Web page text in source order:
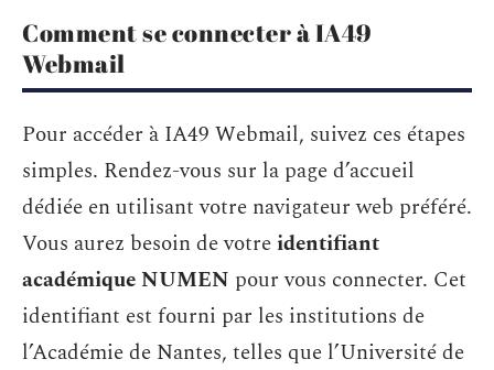
Comment se connecter à IA49
Webmail
Pour accéder à IA49 Webmail, suivez ces étapes
simples. Rendez-vous sur la page d’accueil
dédiée en utilisant votre navigateur web préféré.
Vous aurez besoin de votreidentifiant
académique NUMEN pour vous connecter. Cet
identifiant est fourni par les institutions de
l’Académie de Nantes, telles que l’Université de